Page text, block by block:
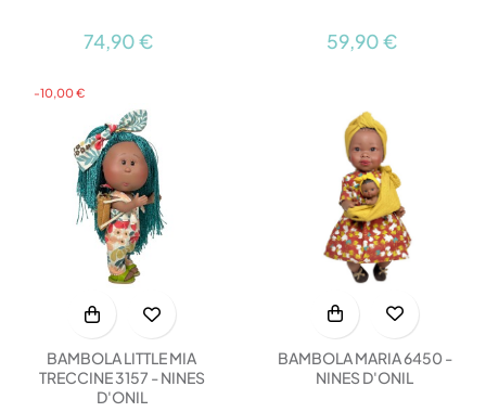
74,90 € 59,90 €
-10,00 €
BAMBOLA LITTLE MIA
TRECCINE 3157 - NINES
D'ONIL
BAMBOLA MARIA 6450 -
NINES D'ONIL